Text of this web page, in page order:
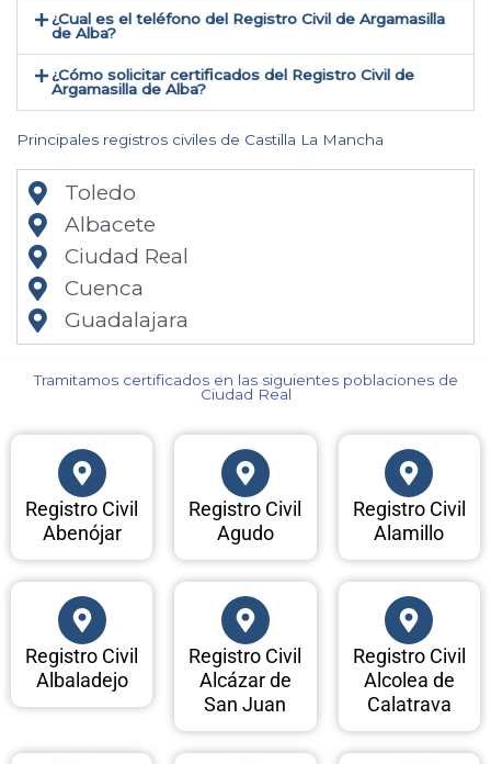
¿Cual es el teléfono del Registro Civil de Argamasilla
de Alba​?
¿Cómo solicitar certificados del Registro Civil de
Argamasilla de Alba​?
Principales registros civiles de Castilla La Mancha
Toledo
Albacete
Ciudad Real
Cuenca
Guadalajara
Tramitamos certificados en las siguientes poblaciones de
Ciudad Real​
Registro Civil
Abenójar
Registro Civil
Agudo
Registro Civil
Alamillo
Registro Civil
Albaladejo
Registro Civil
Alcázar de
San Juan
Registro Civil
Alcolea de
Calatrava